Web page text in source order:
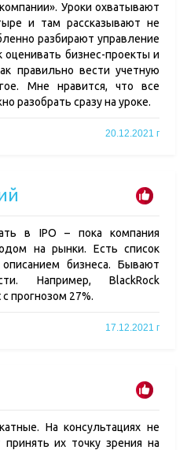
Уроки охватывают
и там рассказывают не
разбирают управление
бизнес-проекты и
правильно вести учетную
Мне нравится, что все
разобрать сразу на уроке.
20.12.2021 г
в IPO – пока компания
на рынки. Есть список
бизнеса. Бывают
Например, BlackRock
прогнозом 27%.
17.12.2021 г
На консультациях не
их точку зрения на